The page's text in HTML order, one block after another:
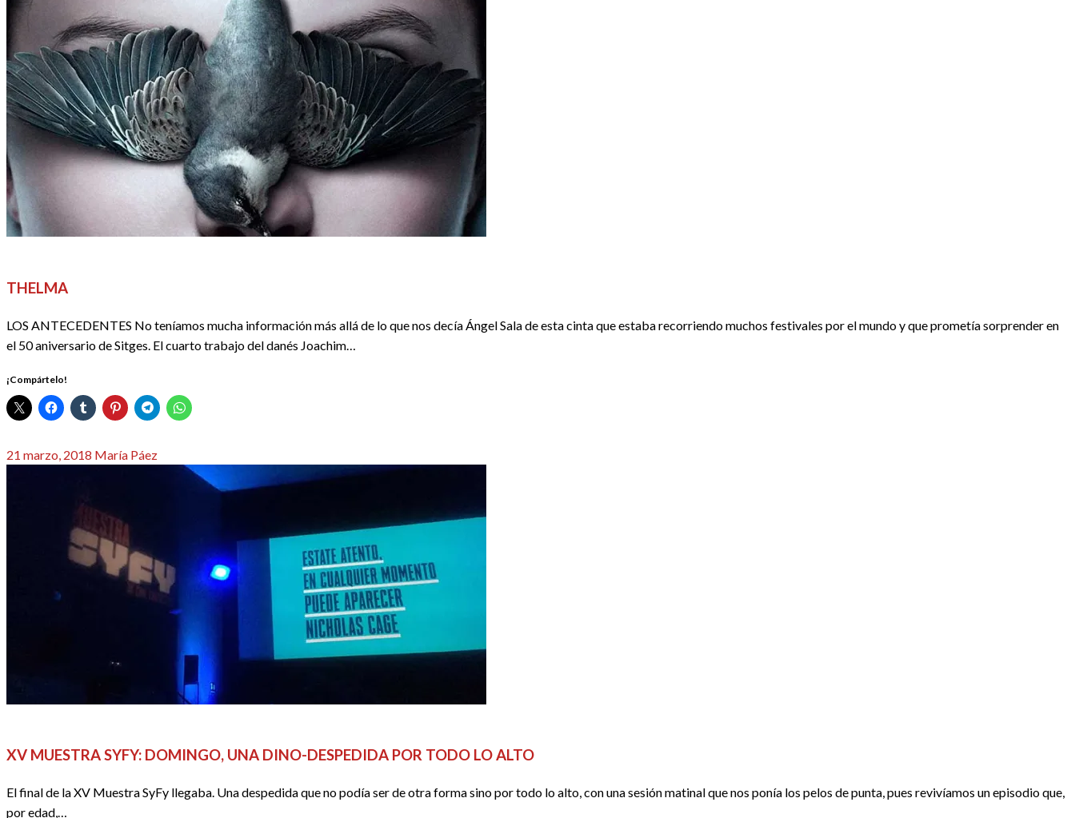
THELMA
LOS ANTECEDENTES No teníamos mucha información más allá de lo que nos decía Ángel Sala de esta cinta que estaba recorriendo muchos festivales por el mundo y que prometía sorprender en
el 50 aniversario de Sitges. El cuarto trabajo del danés Joachim…
¡Compártelo!
Publicado
21 marzo, 2018 María Páez
XV MUESTRA SYFY: DOMINGO, UNA DINO-DESPEDIDA POR TODO LO ALTO
El final de la XV Muestra SyFy llegaba. Una despedida que no podía ser de otra forma sino por todo lo alto, con una sesión matinal que nos ponía los pelos de punta, pues revivíamos un episodio que,
por edad,…